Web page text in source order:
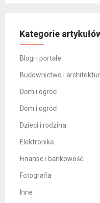
Kategorie
Blogi i portale
Budownictwo i
Dom i ogród
Dom i ogród
Dzieci i rodzina
Elektronika
Finanse i bankowość
Fotografia
Inne